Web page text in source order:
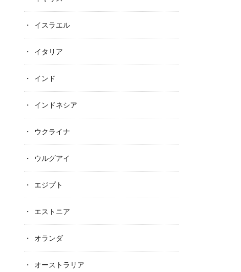
イスラエル
イタリア
インド
インドネシア
ウクライナ
ウルグアイ
エジプト
エストニア
オランダ
オーストラリア